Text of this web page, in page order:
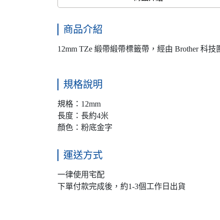
商品介紹
12mm TZe 緞帶緞帶標籤帶，經由 Brother 科
規格說明
規格：12mm
長度：長約4米
顏色：粉底金字
運送方式
一律使用宅配
下單付款完成後，約1-3個工作日出貨